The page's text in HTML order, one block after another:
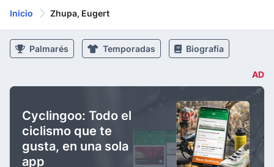
Inicio Zhupa, Eugert
Palmarés Temporadas Biografía
AD
Cyclingoo: Todo el
ciclismo que te
gusta, en una sola
app